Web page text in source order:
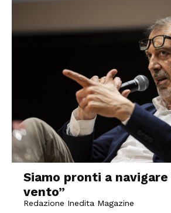
Siamo pronti a
vento”
Redazione Inedita Magazine